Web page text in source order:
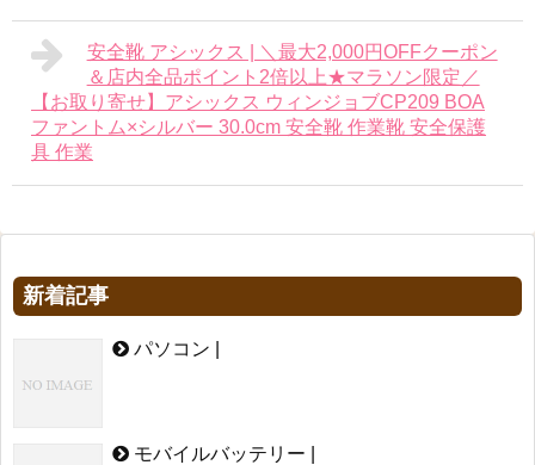
安全靴 アシックス | ＼最大2,000円OFFクーポン
＆店内全品ポイント2倍以上★マラソン限定／
【お取り寄せ】アシックス ウィンジョブCP209 BOA
ファントム×シルバー 30.0cm 安全靴 作業靴 安全保護
具 作業
新着記事
パソコン |
モバイルバッテリー |